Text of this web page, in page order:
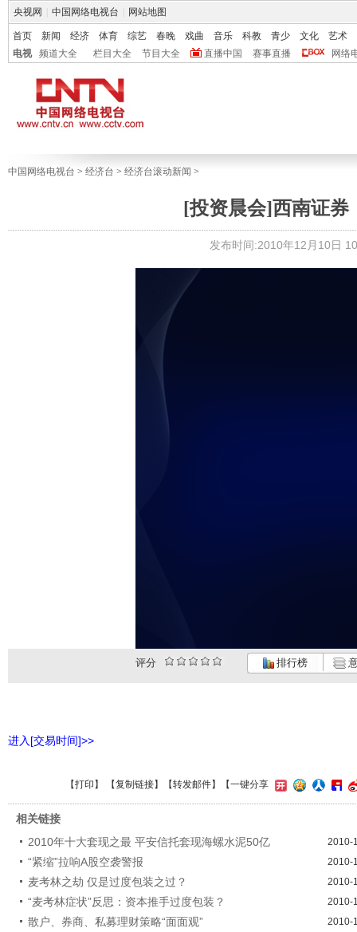
央视网 中国网络电视台 网站地图
首页 新闻 经济 体育 综艺 春晚 戏曲 音乐 科教 青少 文化
艺术
电视
频道大全 栏目大全 节目大全 直播中国 赛事直播 网络
中国网络电视台 > 经济台 > 经济台滚动新闻 >
[投资晨会]西南证券
发布时间:2010年12月10日
评分 排行榜
进入[交易时间]>>
【打印 】 【复制链接】【转发邮件】 【一键分享
相关链接
2010年十大套现之最 平安信托套现海螺水泥50亿
2010-
“紧缩”拉响A股空袭警报 2010-
麦考林之劫 仅是过度包装之过？ 2010-
“麦考林症状”反思：资本推手过度包装？ 2010-
散户、券商、私募理财策略“面面观” 2010-